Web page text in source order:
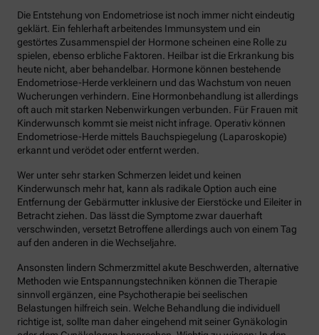
Die Entstehung von Endometriose ist noch immer nicht eindeutig
geklärt. Ein fehlerhaft arbeitendes Immunsystem und ein
gestörtes Zusammenspiel der Hormone scheinen eine Rolle zu
spielen, ebenso erbliche Faktoren. Heilbar ist die Erkrankung bis
heute nicht, aber behandelbar. Hormone können bestehende
Endometriose-Herde verkleinern und das Wachstum von neuen
Wucherungen verhindern. Eine Hormonbehandlung ist allerdings
oft auch mit starken Nebenwirkungen verbunden. Für Frauen mit
Kinderwunsch kommt sie meist nicht infrage. Operativ können
Endometriose-Herde mittels Bauchspiegelung (Laparoskopie)
erkannt und verödet oder entfernt werden.
Wer unter sehr starken Schmerzen leidet und keinen
Kinderwunsch mehr hat, kann als radikale Option auch eine
Entfernung der Gebärmutter inklusive der Eierstöcke und Eileiter in
Betracht ziehen. Das lässt die Symptome zwar dauerhaft
verschwinden, versetzt Betroffene allerdings auch von einem Tag
auf den anderen in die Wechseljahre.
Ansonsten lindern Schmerzmittel akute Beschwerden, alternative
Methoden wie Entspannungstechniken können die Therapie
sinnvoll ergänzen, eine Psychotherapie bei seelischen
Belastungen hilfreich sein. Welche Behandlung die individuell
richtige ist, sollte man daher eingehend mit seiner Gynäkologin